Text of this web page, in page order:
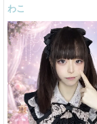
わこ